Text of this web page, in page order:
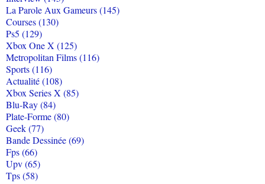
La Parole Aux Gameurs (145)
Courses (130)
Ps5 (129)
Xbox One X (125)
Metropolitan Films (116)
Sports (116)
Actualité (108)
Xbox Series X (85)
Blu-Ray (84)
Plate-Forme (80)
Geek (77)
Bande Dessinée (69)
Fps (66)
Upv (65)
Tps (58)